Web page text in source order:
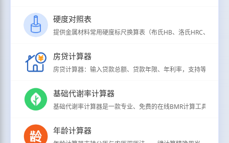
硬度对照表
提供金属材料常用硬度标尺换算表（布氏HB、洛氏HRC、维氏
房贷计算器
房贷计算器：输入贷款总额、贷款年限、年利率，支持等额本
基础代谢率计算器
基础代谢率计算器是一款专业、免费的在线BMR计算工具，用
年龄计算器